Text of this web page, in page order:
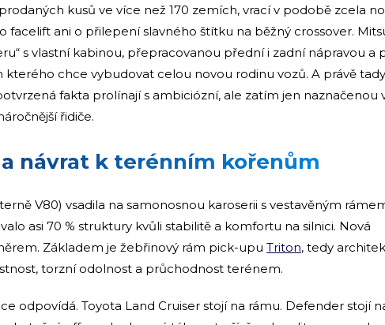
kusů ve více než 170 zemích, vrací v podobě zcela
facelift ani o přilepení slavného štítku na běžný crossover.
s vlastní kabinou, přepracovanou přední i zadní nápravou a
chce vybudovat celou novou rodinu vozů. A právě tady
fakta prolínají s ambiciózní, ale zatím jen naznačenou
řidiče.
návrat k terénním kořenům
V80) vsadila na samonosnou karoserii s vestavěným
asi 70 % struktury kvůli stabilitě a komfortu na silnici. Nová
Základem je žebřinový rám pick-upu Triton, tedy
torzní odolnost a průchodnost terénem.
odpovídá. Toyota Land Cruiser stojí na rámu. Defender stojí